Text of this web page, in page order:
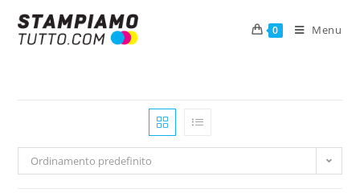
0 Menu
Ordinamento predefinito